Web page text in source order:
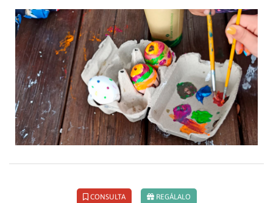
CONSULTA REGÁLALO